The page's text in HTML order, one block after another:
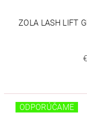
ZOLA LASH LIFT
ODPORÚČAME